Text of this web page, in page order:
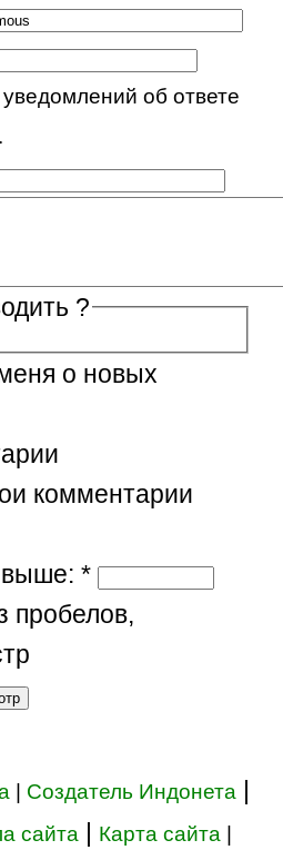
об ответе
?
о новых
комментарии
выше:*
пробелов,
Создатель Индонета
сайта Карта сайта